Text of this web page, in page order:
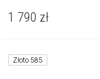
1 790 zł
Złoto 585